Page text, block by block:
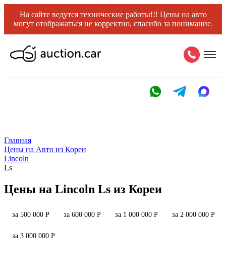
На сайте ведутся технические работы!!! Цены на авто
могут отображаться не корректно, спасибо за понимание.
Главная
Цены на Авто из Кореи
Lincoln
Ls
Цены на Lincoln Ls из Кореи
за 500 000 Р за 600 000 Р за 1 000 000 Р за 2 000 000 Р
за 3 000 000 Р